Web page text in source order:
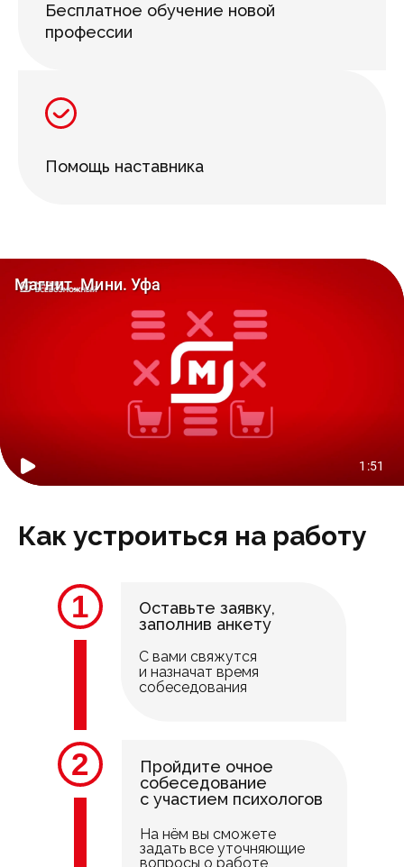
Бесплатное обучение новой
профессии
Помощь наставника
Как устроиться на работу
1
2
На нём вы сможете
задать все уточняющие
вопросы о работе
Пройдите очное
собеседование
с участием психологов
С вами свяжутся
и назначат время
собеседования
Оставьте заявку,
заполнив анкету